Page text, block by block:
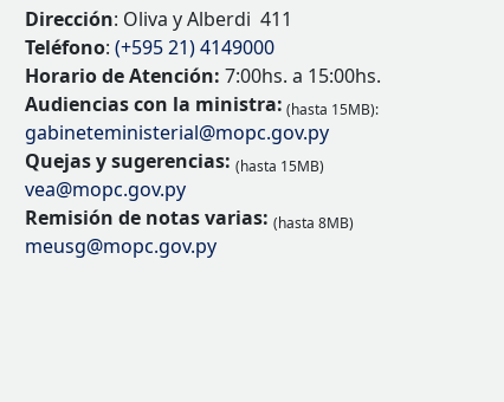
Dirección: Oliva y Alberdi 411
Teléfono: (+595 21) 4149000
Horario de Atención: 7:00hs. a 15:00hs.
Audiencias con la ministra: (hasta 15MB):
gabineteministerial@mopc.gov.py
Quejas y sugerencias: (hasta 15MB)
vea@mopc.gov.py
Remisión de notas varias: (hasta 8MB)
meusg@mopc.gov.py